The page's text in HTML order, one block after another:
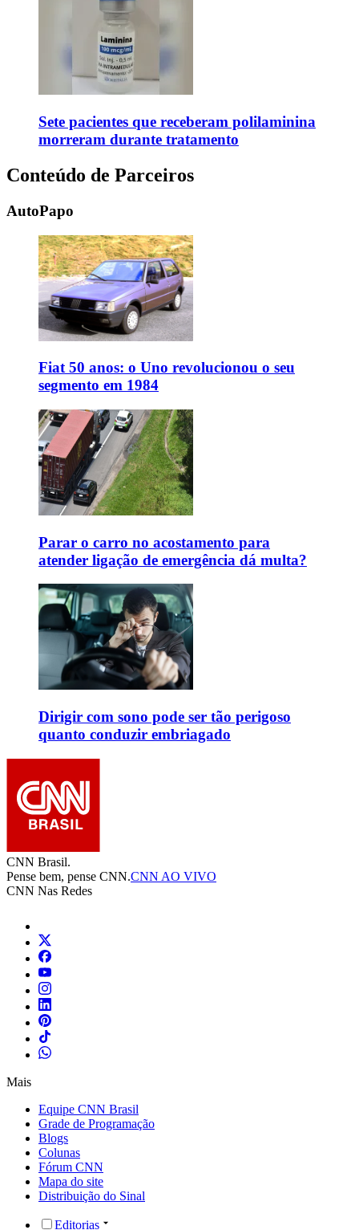
Sete pacientes que receberam polilaminina
morreram durante tratamento
Conteúdo de Parceiros
AutoPapo
Fiat 50 anos: o Uno revolucionou o seu
segmento em 1984
Parar o carro no acostamento para
atender ligação de emergência dá multa?
Dirigir com sono pode ser tão perigoso
quanto conduzir embriagado
CNN Brasil.
Pense bem, pense CNN.CNN AO VIVO
CNN Nas Redes
Mais
Equipe CNN Brasil
Grade de Programação
Blogs
Colunas
Fórum CNN
Mapa do site
Distribuição do Sinal
Editorias